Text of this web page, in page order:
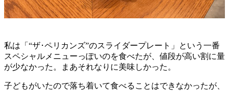
私は「“ザ･ペリカンズ”のスライダープレート」という一番
スペシャルメニューっぽいのを食べたが、値段が高い割に量
が少なかった。まあそれなりに美味しかった。
子どもがいたので落ち着いて食べることはできなかったが、